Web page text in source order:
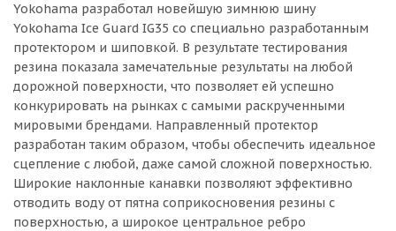
Yokohama разработал новейшую зимнюю шину
Yokohama Ice Guard IG35 со специально разработанным
протектором и шиповкой. В результате тестирования
резина показала замечательные результаты на любой
дорожной поверхности, что позволяет ей успешно
конкурировать на рынках с самыми раскрученными
мировыми брендами. Направленный протектор
разработан таким образом, чтобы обеспечить идеальное
сцепление с любой, даже самой сложной поверхностью.
Широкие наклонные канавки позволяют эффективно
отводить воду от пятна соприкосновения резины с
поверхностью, а широкое центральное ребро